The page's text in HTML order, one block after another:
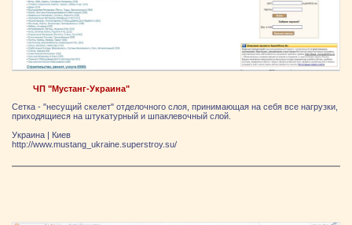
ЧП "Мустанг-Украина"
Сетка - "несущий скелет" отделочного слоя, принимающая на себя все нагрузки,
приходящиеся на штукатурный и шпаклевочный слой.
Украина
Киев
http://www.mustang_ukraine.superstroy.su/